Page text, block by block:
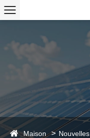
Maison Nouvelles